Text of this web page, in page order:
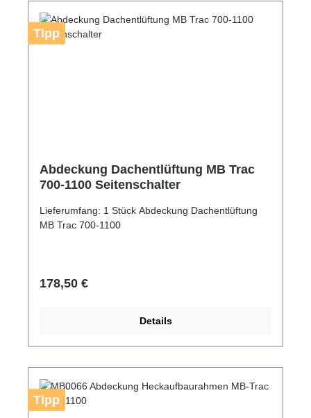
Tipp
Abdeckung Dachentlüftung MB Trac
700-1100 Seitenschalter
Lieferumfang: 1 Stück Abdeckung Dachentlüftung
MB Trac 700-1100
Regulärer Preis:
178,50 €
Details
Tipp